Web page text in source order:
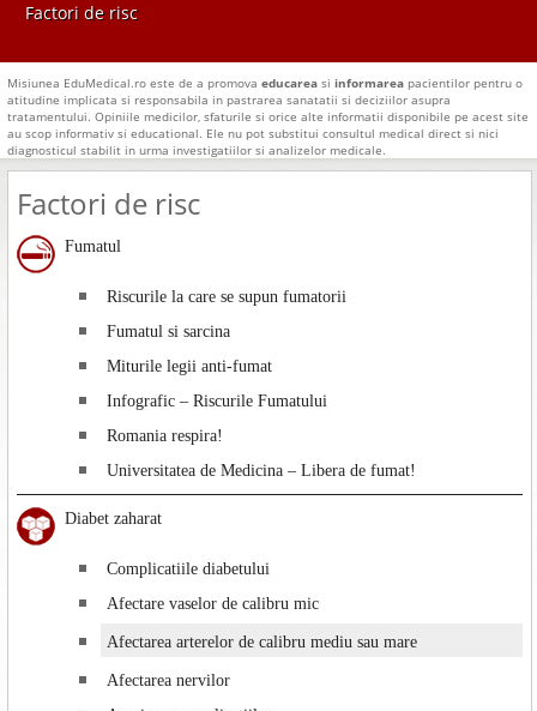
Factori de risc
Misiunea EduMedical.ro este de a promovaeducarea siinformarea pacientilor pentru o
atitudine implicata si responsabila in pastrarea sanatatii si deciziilor asupra
tratamentului. Opiniile medicilor, sfaturile si orice alte informatii disponibile pe acest site
au scop informativ si educational. Ele nu pot substitui consultul medical direct si nici
diagnosticul stabilit in urma investigatiilor si analizelor medicale.
Factori de risc
Fumatul
Riscurile la care se supun fumatorii
Fumatul si sarcina
Miturile legii anti-fumat
Infografic – Riscurile Fumatului
Romania respira!
Universitatea de Medicina – Libera de fumat!
Diabet zaharat
Complicatiile diabetului
Afectare vaselor de calibru mic
Afectarea arterelor de calibru mediu sau mare
Afectarea nervilor